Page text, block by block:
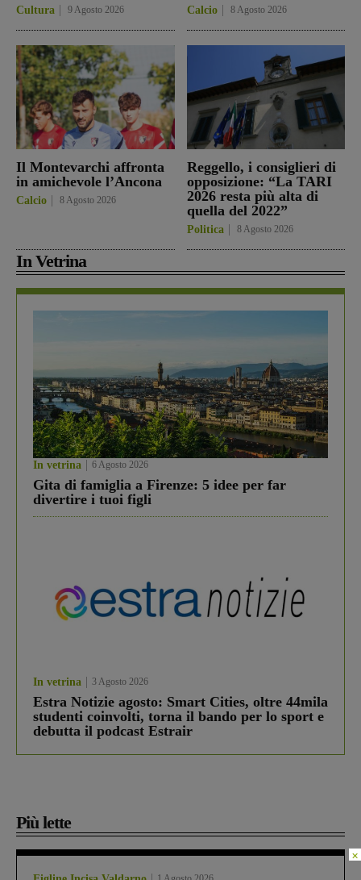
Cultura 9 Agosto 2026 Calcio 8 Agosto 2026
Il Montevarchi affronta
in amichevole l’Ancona
Calcio 8 Agosto 2026
Reggello, i consiglieri di
opposizione: “La TARI
2026 resta più alta di
quella del 2022”
Politica 8 Agosto 2026
In Vetrina
In vetrina 6 Agosto 2026
Gita di famiglia a Firenze: 5 idee per far
divertire i tuoi figli
In vetrina 3 Agosto 2026
Estra Notizie agosto: Smart Cities, oltre 44mila
studenti coinvolti, torna il bando per lo sport e
debutta il podcast Estrair
Più lette
×